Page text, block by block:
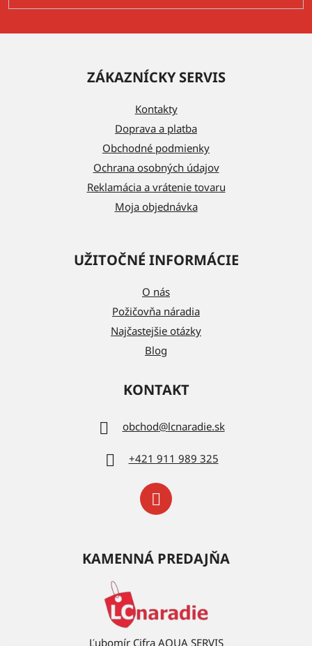
ZÁKAZNÍCKY SERVIS
Kontakty
Doprava a platba
Obchodné podmienky
Ochrana osobných údajov
Reklamácia a vrátenie tovaru
Moja objednávka
UŽITOČNÉ INFORMÁCIE
O nás
Požičovňa náradia
Najčastejšie otázky
Blog
KONTAKT
obchod@lcnaradie.sk
+421 911 989 325
KAMENNÁ PREDAJŇA
Ľubomír Cifra AQUA SERVIS